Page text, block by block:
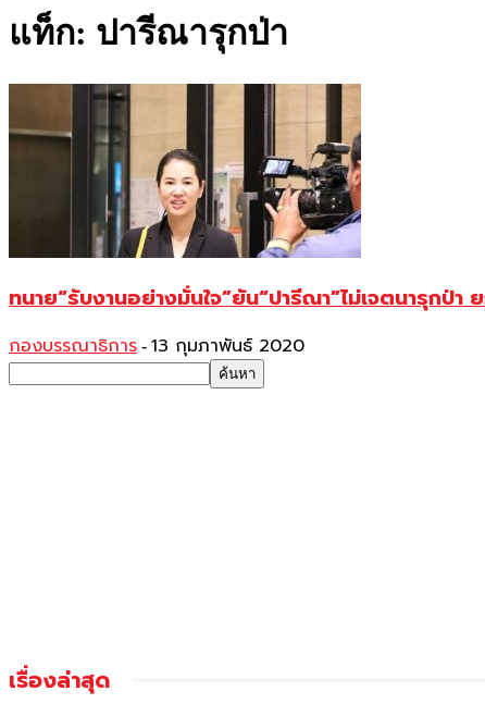
แท็ก: ปารีณารุกป่า
ทนาย“รับงานอย่างมั่นใจ”ยัน“ปารีณา”ไม่เจตนารุกป่า
กองบรรณาธิการ - 13 กุมภาพันธ์ 2020
เรื่องล่าสุด